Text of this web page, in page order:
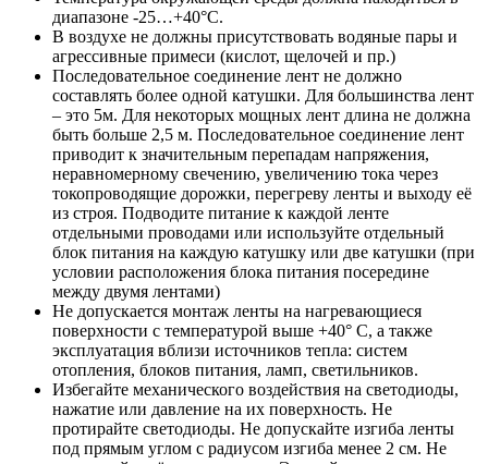
диапазоне -25…+40°С.
В воздухе не должны присутствовать водяные пары и
агрессивные примеси (кислот, щелочей и пр.)
Последовательное соединение лент не должно
составлять более одной катушки. Для большинства лент
– это 5м. Для некоторых мощных лент длина не должна
быть больше 2,5 м. Последовательное соединение лент
приводит к значительным перепадам напряжения,
неравномерному свечению, увеличению тока через
токопроводящие дорожки, перегреву ленты и выходу её
из строя. Подводите питание к каждой ленте
отдельными проводами или используйте отдельный
блок питания на каждую катушку или две катушки (при
условии расположения блока питания посередине
между двумя лентами)
Не допускается монтаж ленты на нагревающиеся
поверхности с температурой выше +40° C, а также
эксплуатация вблизи источников тепла: систем
отопления, блоков питания, ламп, светильников.
Избегайте механического воздействия на светодиоды,
нажатие или давление на их поверхность. Не
протирайте светодиоды. Не допускайте изгиба ленты
под прямым углом с радиусом изгиба менее 2 см. Не